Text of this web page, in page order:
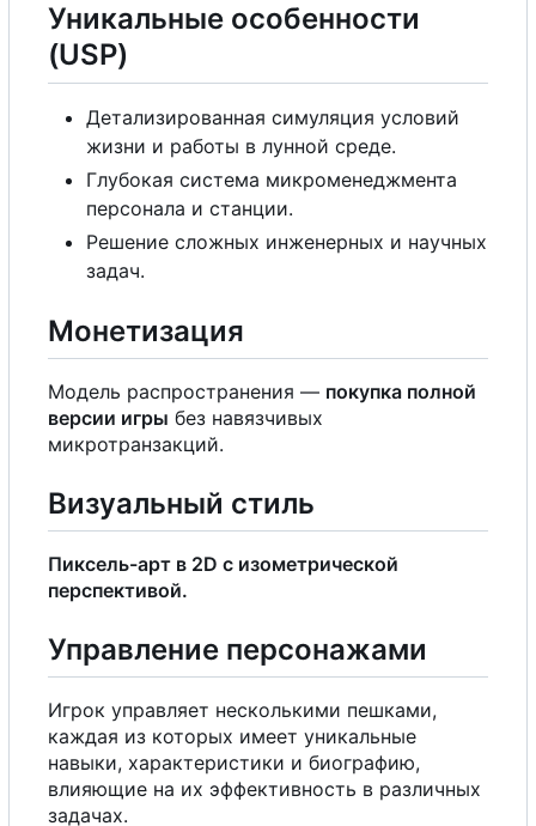
Уникальные особенности
(USP)
Детализированная симуляция условий
жизни и работы в лунной среде.
Глубокая система микроменеджмента
персонала и станции.
Решение сложных инженерных и научных
задач.
Монетизация
Модель распространения — покупка полной
версии игры без навязчивых
микротранзакций.
Визуальный стиль
Пиксель-арт в 2D с изометрической
перспективой.
Управление персонажами
Игрок управляет несколькими пешками,
каждая из которых имеет уникальные
навыки, характеристики и биографию,
влияющие на их эффективность в различных
задачах.